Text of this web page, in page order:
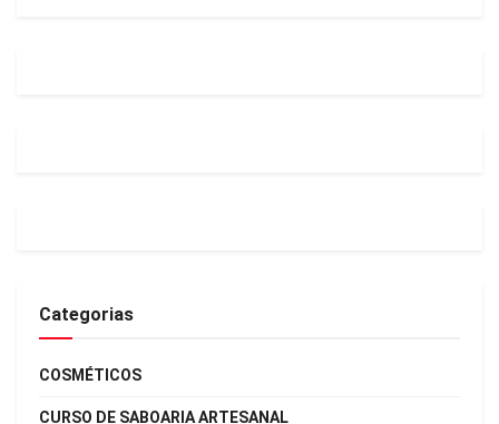
Categorias
COSMÉTICOS
CURSO DE SABOARIA ARTESANAL